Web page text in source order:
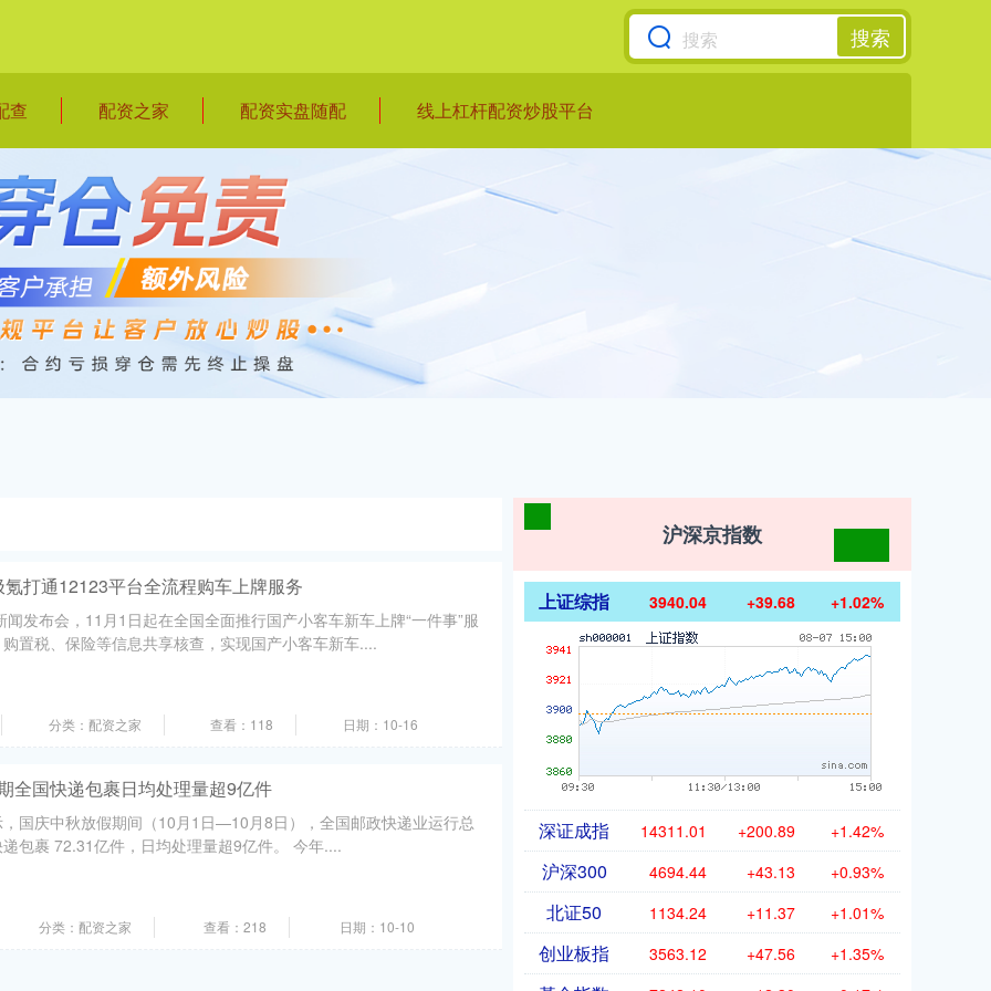
搜索
查 配资之家 配资实盘随配 线上杠杆配资炒股平台
打通12123平台全流程购车上牌服务
发布会，11月1日起在全国全面推行国产小客车新车上牌“一件事”服
置税、保险等信息共享核查，实现国产小客车新车....
分类：配资之家 查看：118 日期：10-16
全国快递包裹日均处理量超9亿件
国庆中秋放假期间（10月1日—10月8日），全国邮政快递业运行总
包裹 72.31亿件，日均处理量超9亿件。 今年....
分类：配资之家 查看：218 日期：10-10
沪深京指数
上证综指 3940.04 +39.68 +1.02%
深证成指 14311.01 +200.89 +1.42%
沪深300 4694.44 +43.13 +0.93%
北证50 1134.24 +11.37 +1.01%
创业板指 3563.12 +47.56 +1.35%